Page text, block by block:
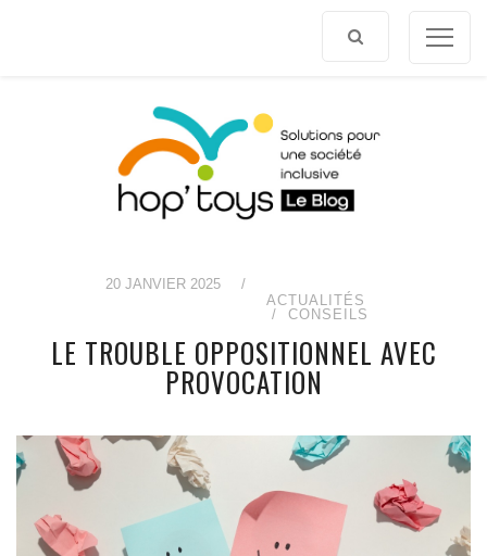
20 JANVIER 2025
/
ACTUALITÉS
CONSEILS
LE TROUBLE OPPOSITIONNEL AVEC
PROVOCATION